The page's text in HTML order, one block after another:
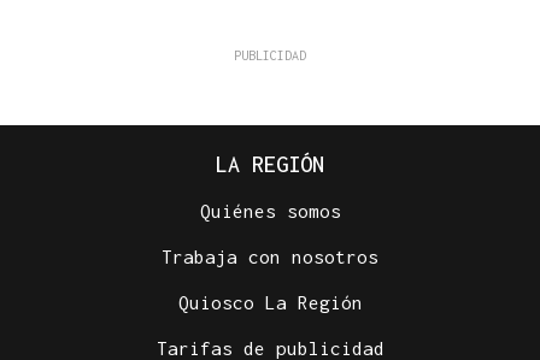
LA REGIÓN
Quiénes somos
Trabaja con nosotros
Quiosco La Región
Tarifas de publicidad